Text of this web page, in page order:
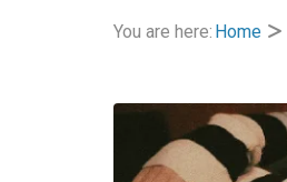
You are here: Home